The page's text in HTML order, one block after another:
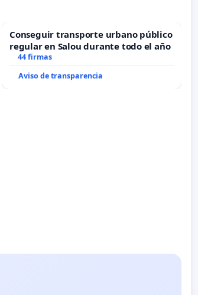
Conseguir transporte urbano público
regular en Salou durante todo el año
44 firmas
Aviso de transparencia